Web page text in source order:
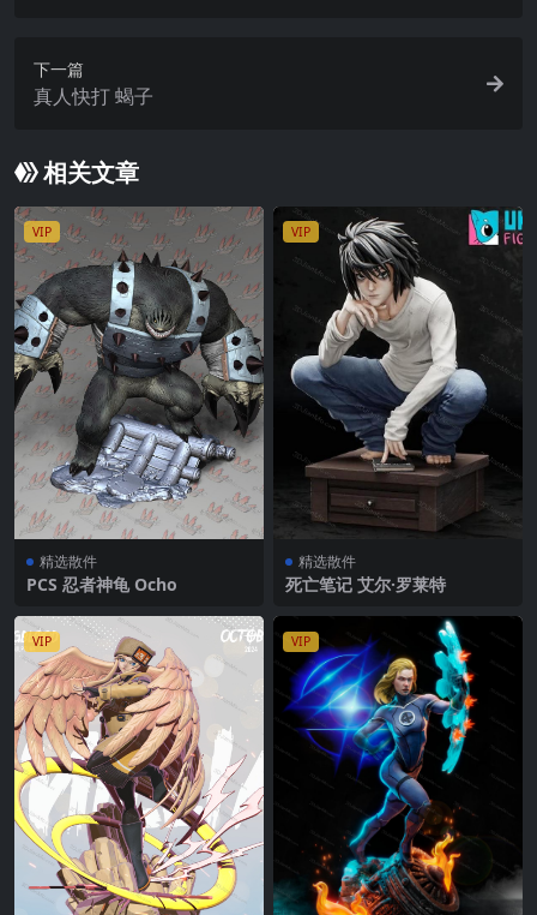
下一篇
真人快打 蝎子
相关文章
VIP
精选散件
PCS 忍者神龟 Ocho
VIP
精选散件
死亡笔记 艾尔·罗莱特
VIP VIP